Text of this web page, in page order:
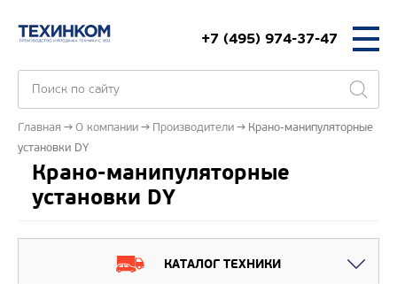
+7 (495) 974-37-47
Главная О компании Производители
Крано-манипуляторные
установки DY
Крано-манипуляторные
установки DY
КАТАЛОГ ТЕХНИКИ